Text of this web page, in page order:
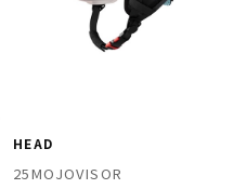
HEAD
25MOJOVISOR